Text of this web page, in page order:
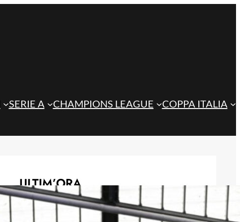
SERIE A CHAMPIONS LEAGUE
COPPA ITALIA
ULTIM’ORA
Sarri indica la via per la difesa:
l’Atalanta valuta il colpo Romagnoli